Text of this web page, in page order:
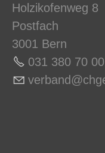
Holzikofenweg 8
Postfach
3001 Bern
031 380 70 00
v rb nd chg